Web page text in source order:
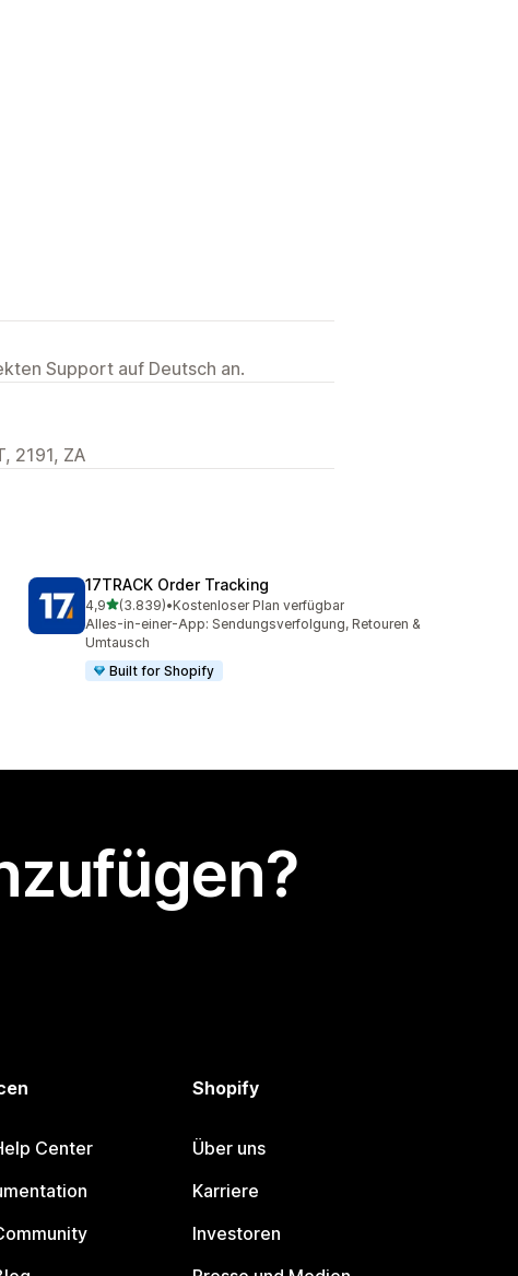
Support auf Deutsch an.
2191, ZA
17TRACK Order Tracking
4,9von 5 Sternen
(3.839)
3839 Rezensionen insgesamt
•Kostenloser Plan verfügbar
Alles-in-einer-App: Sendungsverfolgung, Retouren &
Umtausch
Built for Shopify
Center
Shopify
Über uns
Karriere
Investoren